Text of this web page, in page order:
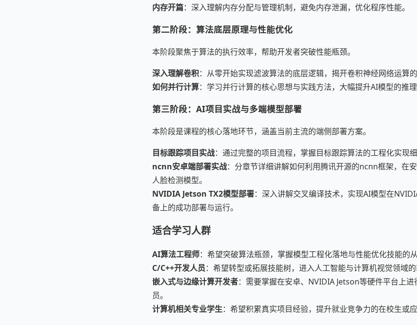
内存开篇：深入理解内存分配与管理机制，避免内存泄漏，优化程序性能。
第二阶段：算法底层原理与性能优化
本阶段聚焦于算法的执行效率，帮助开发者突破性能瓶颈。
深入理解卷积：从零开始实现滤波算法的底层逻辑，揭开卷积神经网络运算的
如何并行计算：学习并行计算的核心思想与实践方法，大幅提升AI模型的推理
第三阶段：AI项目实战与多端模型部署
本阶段是课程的核心落地环节，涵盖当前主流的端侧部署方案。
目标跟踪项目实战：通过完整的项目流程，掌握目标跟踪算法的工程化实现细
ncnn安卓端部署实战：分章节详细讲解如何利用腾讯开源的ncnn框架，在
人脸检测模型。
NVIDIA Jetson TX2模型部署：深入讲解交叉编译技术，实现AI模型在
备上的成功部署与运行。
适合学习人群
AI算法工程师：希望突破算法瓶颈，掌握模型工程化落地与性能优化技能的从
C/C++开发人员：希望转型或拓展技能树，进入人工智能与计算机视觉领域的
嵌入式与边缘计算开发者：需要掌握在安卓、NVIDIA Jetson等硬件平台上
员。
计算机相关专业学生：希望积累真实项目经验，提升就业竞争力的在校生或应